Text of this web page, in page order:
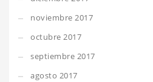
noviembre 2017
octubre 2017
septiembre 2017
agosto 2017